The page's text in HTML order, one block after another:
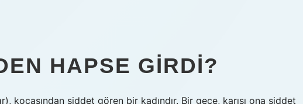
HAPSE GIRDI?
kocasından şiddet gören bir kadındır. Bir gece, karısı ona şiddet